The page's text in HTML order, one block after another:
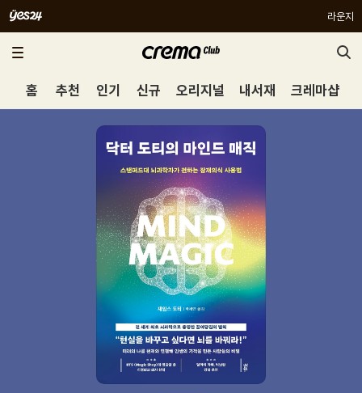
라운지
홈 추천 인기 신규 오리지널 내서재 크레마샵